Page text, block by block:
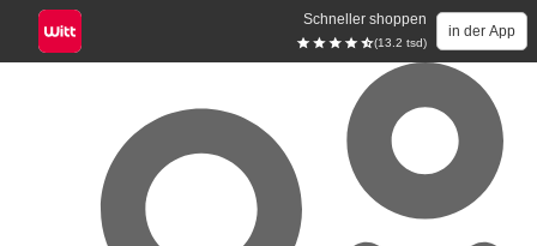
Schneller shoppen
(13.2 tsd)
in der App